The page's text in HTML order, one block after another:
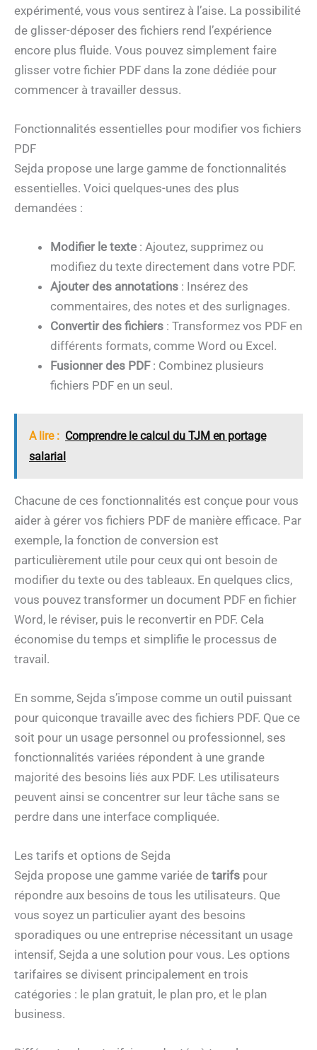
expérimenté, vous vous sentirez à l’aise. La possibilité
de glisser-déposer des fichiers rend l’expérience
encore plus fluide. Vous pouvez simplement faire
glisser votre fichier PDF dans la zone dédiée pour
commencer à travailler dessus.
Fonctionnalités essentielles pour modifier vos fichiers
PDF
Sejda propose une large gamme de fonctionnalités
essentielles. Voici quelques-unes des plus
demandées :
Modifier le texte : Ajoutez, supprimez ou
modifiez du texte directement dans votre PDF.
Ajouter des annotations : Insérez des
commentaires, des notes et des surlignages.
Convertir des fichiers : Transformez vos PDF en
différents formats, comme Word ou Excel.
Fusionner des PDF: Combinez plusieurs
fichiers PDF en un seul.
A lire : Comprendre le calcul du TJM en portage
salarial
Chacune de ces fonctionnalités est conçue pour vous
aider à gérer vos fichiers PDF de manière efficace. Par
exemple, la fonction de conversion est
particulièrement utile pour ceux qui ont besoin de
modifier du texte ou des tableaux. En quelques clics,
vous pouvez transformer un document PDF en fichier
Word, le réviser, puis le reconvertir en PDF. Cela
économise du temps et simplifie le processus de
travail.
En somme, Sejda s’impose comme un outil puissant
pour quiconque travaille avec des fichiers PDF. Que ce
soit pour un usage personnel ou professionnel, ses
fonctionnalités variées répondent à une grande
majorité des besoins liés aux PDF. Les utilisateurs
peuvent ainsi se concentrer sur leur tâche sans se
perdre dans une interface compliquée.
Les tarifs et options de Sejda
Sejda propose une gamme variée de tarifs pour
répondre aux besoins de tous les utilisateurs. Que
vous soyez un particulier ayant des besoins
sporadiques ou une entreprise nécessitant un usage
intensif, Sejda a une solution pour vous. Les options
tarifaires se divisent principalement en trois
catégories : le plan gratuit, le plan pro, et le plan
business.